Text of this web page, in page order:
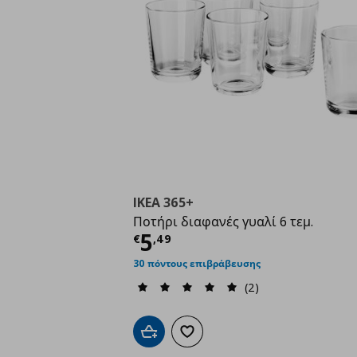
IKEA 365+
Ποτήρι διαφανές γυαλί 6 τεμ.
€5,49
Τρέχουσα τιμή
30 πόντους επιβράβευσης
(2)
Προσθήκη στο καλάθι
Προσθήκη στα αγαπημένα